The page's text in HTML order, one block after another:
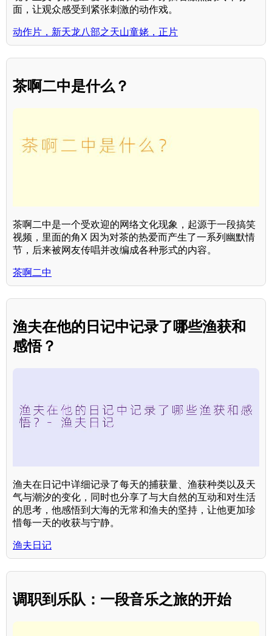
面，让观众感受到紧张刺激的动作戏。
动作片，新天龙八部之天山童姥，正片
茶啊二中是什么？
茶啊二中是一个受欢迎的网络文化现象，起源于一段搞笑
视频，里面的角X 因为对茶的热爱而产生了一系列幽默情
节，后来被网友传唱并改编成各种形式的内容。
茶啊二中
渔夫在他的日记中记录了哪些渔获和
感悟？
渔夫在日记中详细记录了每天的捕获量、渔获种类以及天
气与潮汐的变化，同时也分享了与大自然的互动和对生活
的思考，他感悟到大海的无常和渔夫的坚持，让他更加珍
惜每一天的收获与宁静。
渔夫日记
调职到乐队：一段音乐之旅的开始